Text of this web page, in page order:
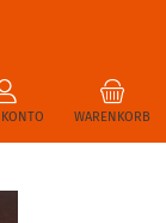
WARENKORB